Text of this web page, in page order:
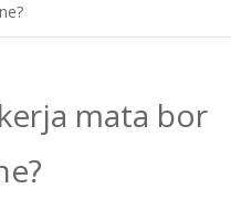
mata bor